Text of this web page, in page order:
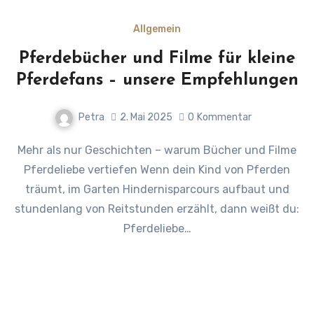
Allgemein
Pferdebücher und Filme für kleine
Pferdefans – unsere Empfehlungen
Petra 2. Mai 2025 0 Kommentar
Mehr als nur Geschichten – warum Bücher und Filme
Pferdeliebe vertiefen Wenn dein Kind von Pferden
träumt, im Garten Hindernisparcours aufbaut und
stundenlang von Reitstunden erzählt, dann weißt du:
Pferdeliebe…